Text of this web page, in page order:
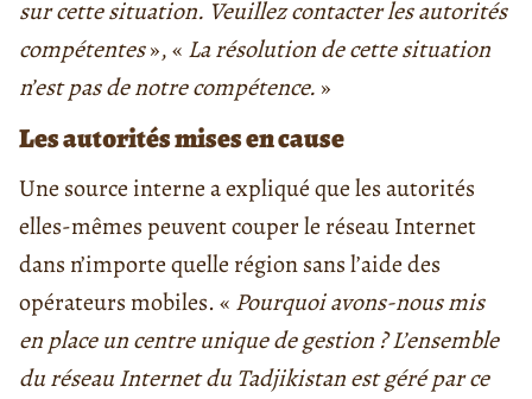
sur cette situation. Veuillez contacter les autorités
compétentes», « La résolution de cette situation
n’est pas de notre compétence. »
Les autorités mises en cause
Une source interne a expliqué que les autorités
elles-mêmes peuvent couper le réseau Internet
dans n’importe quelle région sans l’aide des
opérateurs mobiles. « Pourquoi avons-nous mis
en place un centre unique de gestion ? L’ensemble
du réseau Internet du Tadjikistan est géré par ce